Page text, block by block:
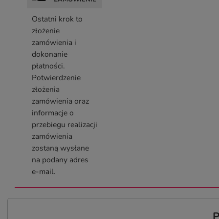
Ostatni krok to
złożenie
zamówienia i
dokonanie
płatności.
Potwierdzenie
złożenia
zamówienia oraz
informacje o
przebiegu realizacji
zamówienia
zostaną wysłane
na podany adres
e-mail.